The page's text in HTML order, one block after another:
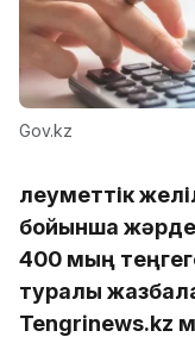
Gov.kz
Әлеуметтік
бойынша
400 мың
туралы
Tengrinews.kz